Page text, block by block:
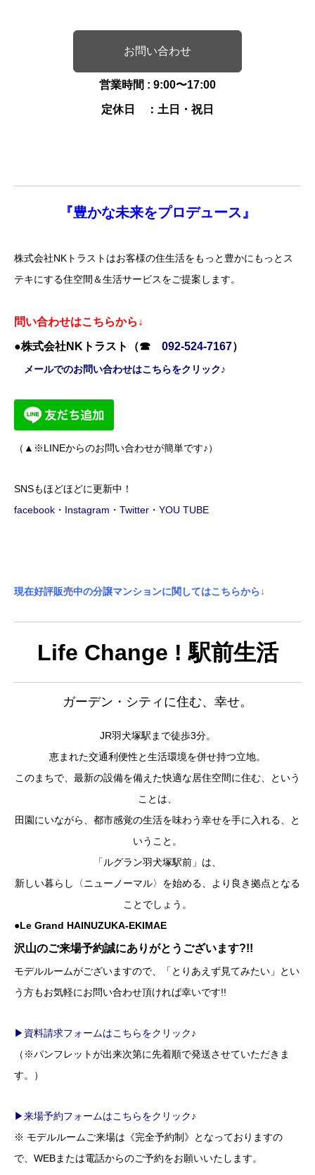
お問い合わせ
営業時間 : 9:00〜17:00
定休日 ：土日・祝日
『豊かな未来をプロデュース』
株式会社NKトラストはお客様の住生活をもっと豊かにもっとス
テキにする住空間＆生活サービスをご提案します。
問い合わせはこちらから↓
●株式会社NKトラスト（☎ 092-524-7167）
メールでのお問い合わせはこちらをクリック♪
（▲※LINEからのお問い合わせが簡単です♪）
SNSもほどほどに更新中！
facebook ・ Instagram ・ Twitter ・ YOU TUBE
現在好評販売中の分譲マンションに関してはこちらから↓
Life Change ! 駅前生活
ガーデン・シティに住む、幸せ。
JR羽犬塚駅まで徒歩3分。
恵まれた交通利便性と生活環境を併せ持つ立地。
このまちで、最新の設備を備えた快適な居住空間に住む、という
ことは、
田園にいながら、都市感覚の生活を味わう幸せを手に入れる、と
いうこと。
「ルグラン羽犬塚駅前」は、
新しい暮らし〈ニューノーマル〉を始める、より良き拠点となる
ことでしょう。
●Le Grand HAINUZUKA-EKIMAE
沢山のご来場予約誠にありがとうございます?!!
モデルルームがございますので、「とりあえず見てみたい」とい
う方もお気軽にお問い合わせ頂ければ幸いです!!
▶資料請求フォームはこちらをクリック♪
（※パンフレットが出来次第に先着順で発送させていただきま
す。）
▶来場予約フォームはこちらをクリック♪
※ モデルルームご来場は《完全予約制》となっておりますの
で、WEBまたは電話からのご予約をお願いいたします。